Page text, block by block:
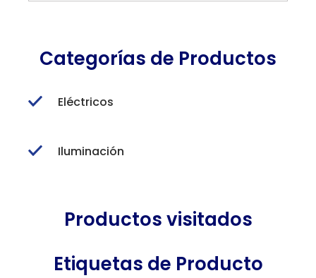
Categorías de Productos
Eléctricos
Iluminación
Productos visitados
Etiquetas de Producto